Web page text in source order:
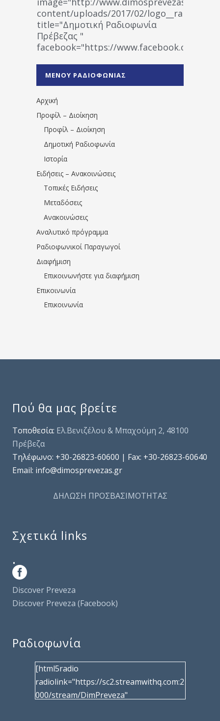
content/uploads/2017/02/
title="Δημοτική Ραδιοφωνία
Πρέβεζας "
facebook="https://www.facebook.com/
1531194763766854/" artist="" ]
ΜΕΝΟΥ ΡΑΔΙΟΦΩΝΙΑΣ
Αρχική
Προφίλ – Διοίκηση
Προφίλ – Διοίκηση
Δημοτική Ραδιοφωνία
Ιστορία
Ειδήσεις – Ανακοινώσεις
Τοπικές Ειδήσεις
Μεταδόσεις
Ανακοινώσεις
Αναλυτικό πρόγραμμα
Ραδιοφωνικοί Παραγωγοί
Διαφήμιση
Επικοινωνήστε για διαφήμιση
Επικοινωνία
Επικοινωνία
Πού θα μας βρείτε
Τοποθεσία: Ελ.Βενιζέλου & Μπαχούμη 2, 48100
Πρέβεζα
Τηλέφωνo: +30-26823-60600 | Fax: +30-26823-60640
Email: info@dimosprevezas.gr
ΔΗΛΩΣΗ ΠΡΟΣΒΑΣΙΜΟΤΗΤΑΣ
Σχετικά links
.
Discover Preveza
Discover Preveza (Facebook)
Ραδιοφωνία
[html5radio
radiolink="https://sc2.streamwithq.com:2
000/stream/DimPreveza"